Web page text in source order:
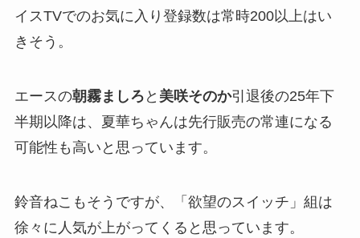
イスTVでのお気に入り登録数は常時200以上はい
きそう。
エースの朝霧ましろ と 美咲そのか引退後の25年下
半期以降は、夏華ちゃんは先行販売の常連になる
可能性も高いと思っています。
鈴音ねこもそうですが、「欲望のスイッチ」組は
徐々に人気が上がってくると思っています。